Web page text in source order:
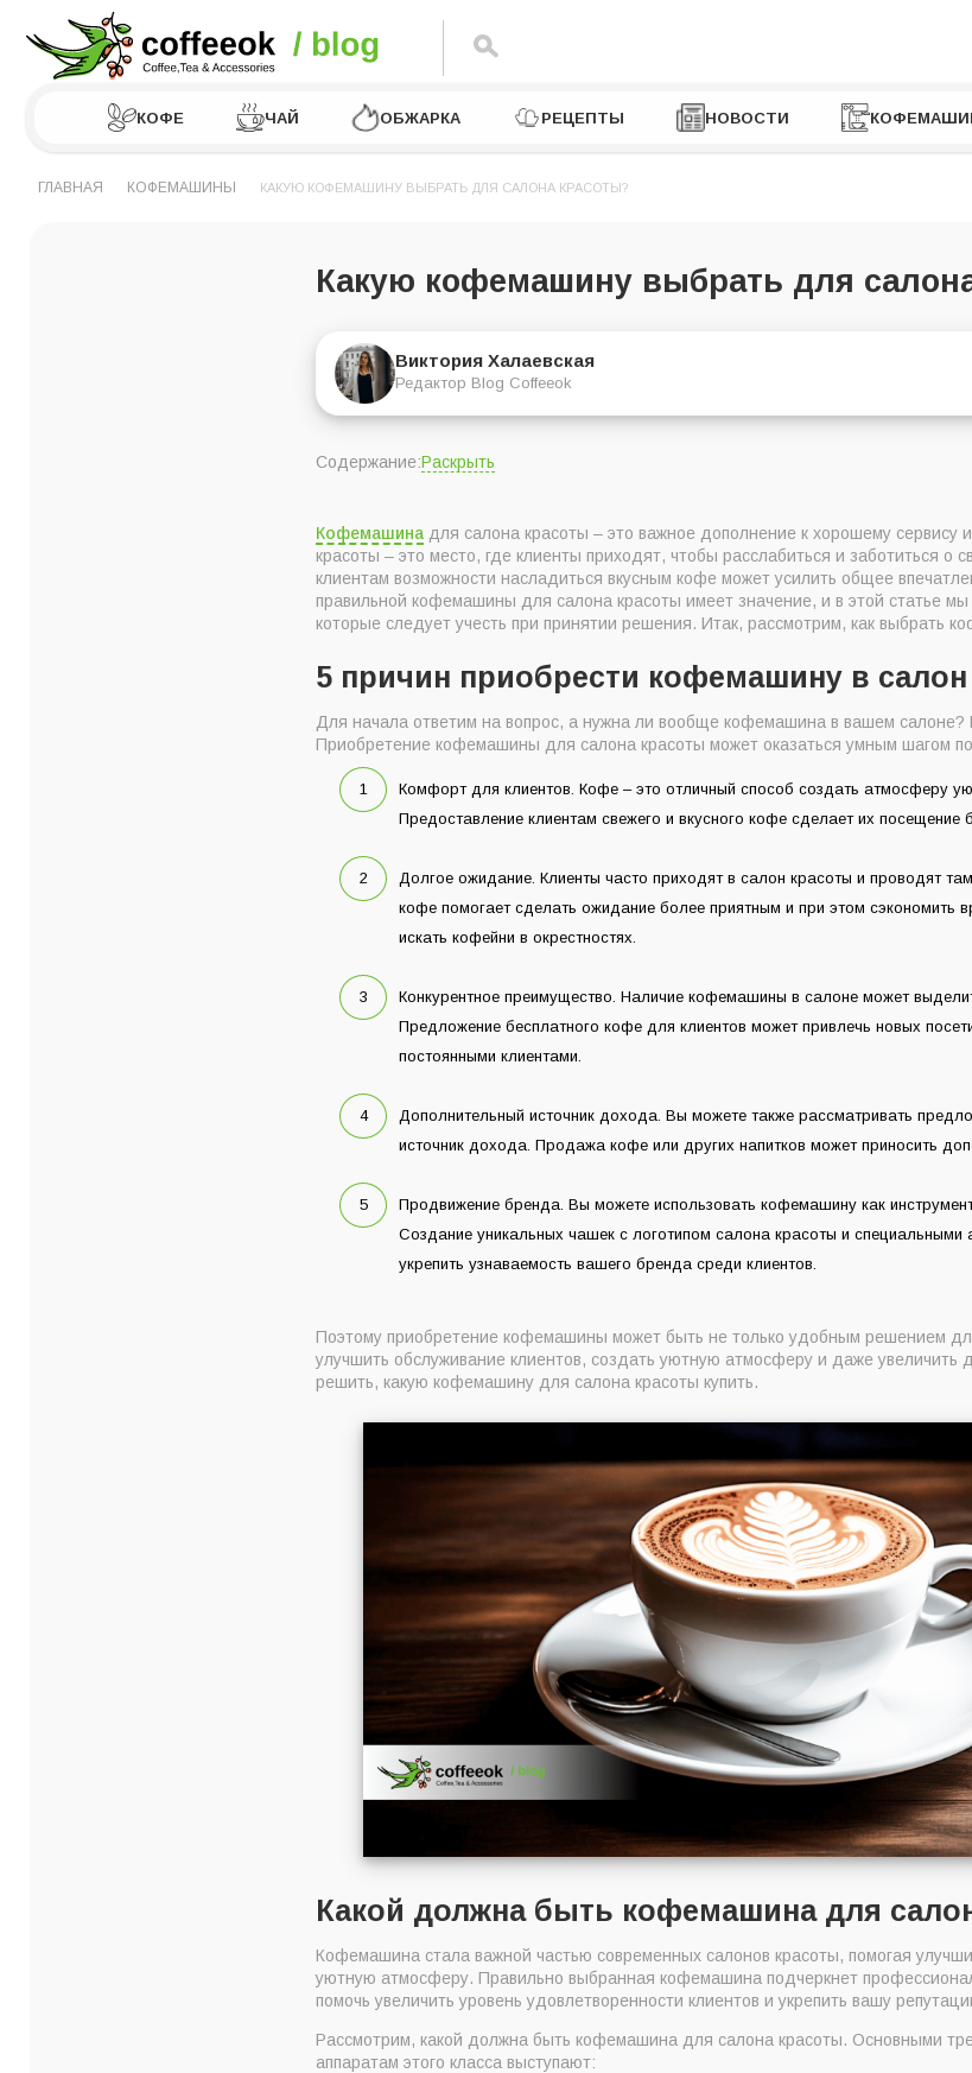
КОФЕ ЧАЙ ОБЖАРКА РЕЦЕПТЫ НОВОСТИ
ГЛАВНАЯ КОФЕМАШИНЫ КАКУЮ КОФЕМАШИНУ ВЫБРАТЬ ДЛЯ САЛОНА КРАСОТЫ?
Какую кофемашину выбрать для
Виктория Халаевская
Редактор Blog Coffeeok
Содержание:Раскрыть
Какой должна быть кофемашина для салона красоты?
Как правильно выбрать кофемашину для салона красоты
Не забывайте про регулярный уход за кофемашиной для салона
Кофемашина для салона красоты – это важное дополнение к хорошему
красоты – это место, где клиенты приходят, чтобы расслабиться и заботиться о
клиентам возможности насладиться вкусным кофе может усилить общее
правильной кофемашины для салона красоты имеет значение, и в этой статье
которые следует учесть при принятии решения. Итак, рассмотрим, как выбрать
5 причин приобрести кофемашину в
Для начала ответим на вопрос, а нужна ли вообще кофемашина в вашем салоне?
Приобретение кофемашины для салона красоты может оказаться умным шагом
Комфорт для клиентов. Кофе – это отличный способ создать атмосферу
Предоставление клиентам свежего и вкусного кофе сделает их
Долгое ожидание. Клиенты часто приходят в салон красоты и проводят
кофе помогает сделать ожидание более приятным и при этом сэкономить
искать кофейни в окрестностях.
Конкурентное преимущество. Наличие кофемашины в салоне может
Предложение бесплатного кофе для клиентов может привлечь новых
постоянными клиентами.
Дополнительный источник дохода. Вы можете также рассматривать
источник дохода. Продажа кофе или других напитков может приносить
Продвижение бренда. Вы можете использовать кофемашину как
Создание уникальных чашек с логотипом салона красоты и специальными
укрепить узнаваемость вашего бренда среди клиентов.
Поэтому приобретение кофемашины может быть не только удобным решением
улучшить обслуживание клиентов, создать уютную атмосферу и даже увеличить
решить, какую кофемашину для салона красоты купить.
Какой должна быть кофемашина для
Кофемашина стала важной частью современных салонов красоты, помогая
уютную атмосферу. Правильно выбранная кофемашина подчеркнет
помочь увеличить уровень удовлетворенности клиентов и укрепить вашу
Рассмотрим, какой должна быть кофемашина для салона красоты. Основными
аппаратам этого класса выступают: